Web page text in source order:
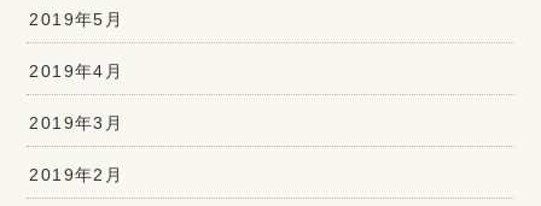
2019年5月
2019年4月
2019年3月
2019年2月